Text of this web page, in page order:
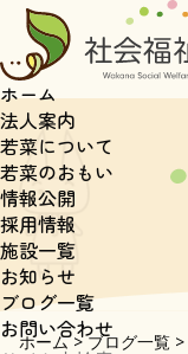
ホーム
法人案内
若菜について
若菜のおもい
情報公開
採用情報
施設一覧
お知らせ
ブログ一覧
お問い合わせ
ホーム>ブログ一覧 >